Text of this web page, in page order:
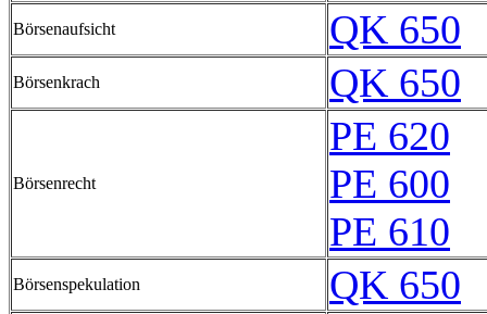
Börsenaufsicht QK 650
Börsenkrach QK 650
Börsenrecht
PE 620
PE 600
PE 610
Börsenspekulation QK 650